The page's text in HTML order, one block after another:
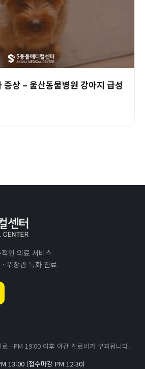
증상 – 울산동물병원 강아지 급성
인 의료 서비스
· 위장관 특화 진료
· PM 19:00 이후 야간 진료비가 부과됩니다.
13:00 (접수마감 PM 12:30)